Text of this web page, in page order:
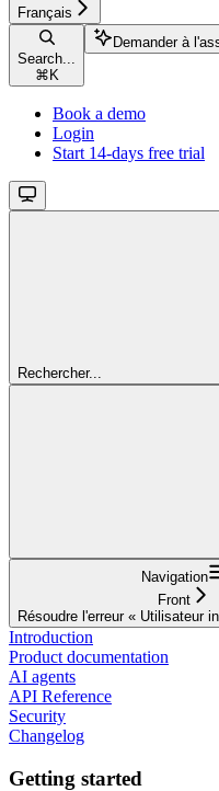
Français
Search...
⌘ K
Demander à
Book a demo
Login
Start 14-days free trial
Rechercher...
Navigation
Front
Résoudre l'erreur « Utilisateur
Introduction
Product documentation
AI agents
API Reference
Security
Changelog
Getting started